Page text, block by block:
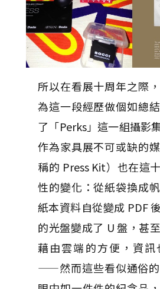
所以在看展十周年之際
為這一段經歷做個如總
了「Perks」這一組攝影
作為家具展不可或缺的
稱的 Press Kit）也在這
性的變化：從紙袋換成
紙本資料自從變成 PDF
的光盤變成了 U 盤，甚
藉由雲端的方便，資
——然而這些看似通俗